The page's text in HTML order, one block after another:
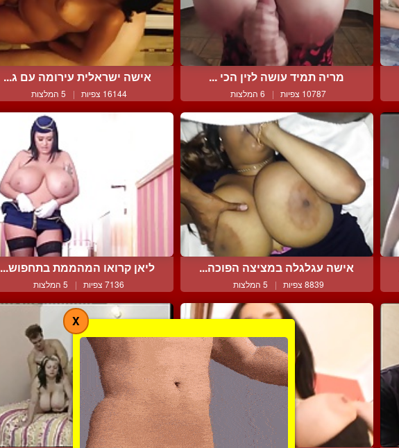
מריה תמיד עושה לזין הכי ...
10787 צפיות | 6 המלצות
אישה ישראלית עירומה עם ג...
16144 צפיות | 5 המלצות
אישה עגלגלה במציצה הפוכה...
8839 צפיות | 5 המלצות
ליאן קרואו המהממת בתחפוש...
7136 צפיות | 5 המלצות
X